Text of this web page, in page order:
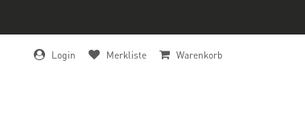
Login Merkliste Warenkorb